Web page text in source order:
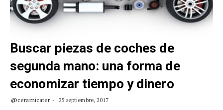
Buscar piezas de coches de
segunda mano: una forma de
economizar tiempo y dinero
@ceramicater 25 septiembre, 2017